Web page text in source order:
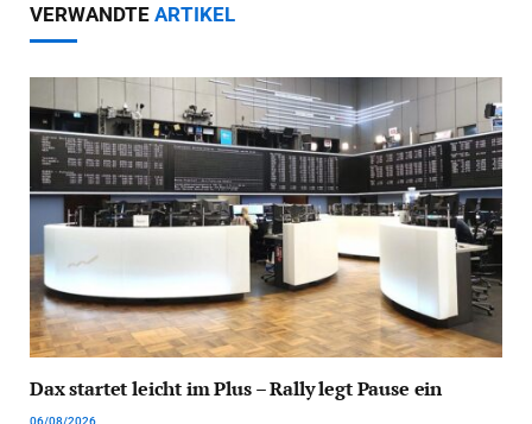
VERWANDTE ARTIKEL
Dax startet leicht im Plus – Rally legt Pause ein